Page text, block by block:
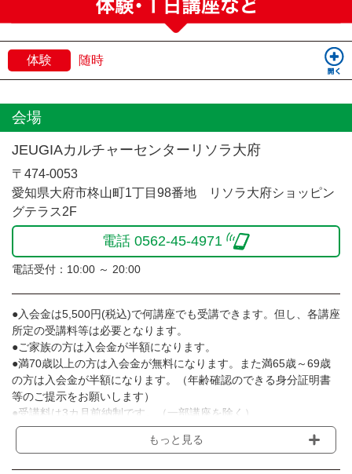
体験 随時
会場
JEUGIAカルチャーセンターリソラ大府
〒474-0053
愛知県大府市柊山町1丁目98番地 リソラ大府ショッピン
グテラス2F
電話 0562-45-4971
電話受付：10:00 ～ 20:00
●入会金は5,500円(税込)で何講座でも受講できます。但し、各講座
所定の受講料等は必要となります。
●ご家族の方は入会金が半額になります。
●満70歳以上の方は入会金が無料になります。また満65歳～69歳
の方は入会金が半額になります。（年齢確認のできる身分証明書
等のご提示をお願いします）
●受講料は3カ月前納制です。（一部講座を除く）
●受講料には運営費として１講座につき月額770円(税込)が含まれ
ております。また一部の講座では別途傷害保険料も含まれており
もっと見る